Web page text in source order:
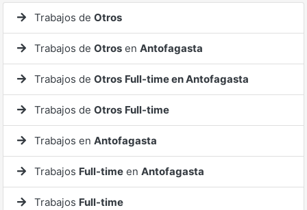
Trabajos de Otros
Trabajos de Otros en Antofagasta
Trabajos de Otros Full-time en Antofagasta
Trabajos de Otros Full-time
Trabajos en Antofagasta
Trabajos Full-time en Antofagasta
Trabajos Full-time